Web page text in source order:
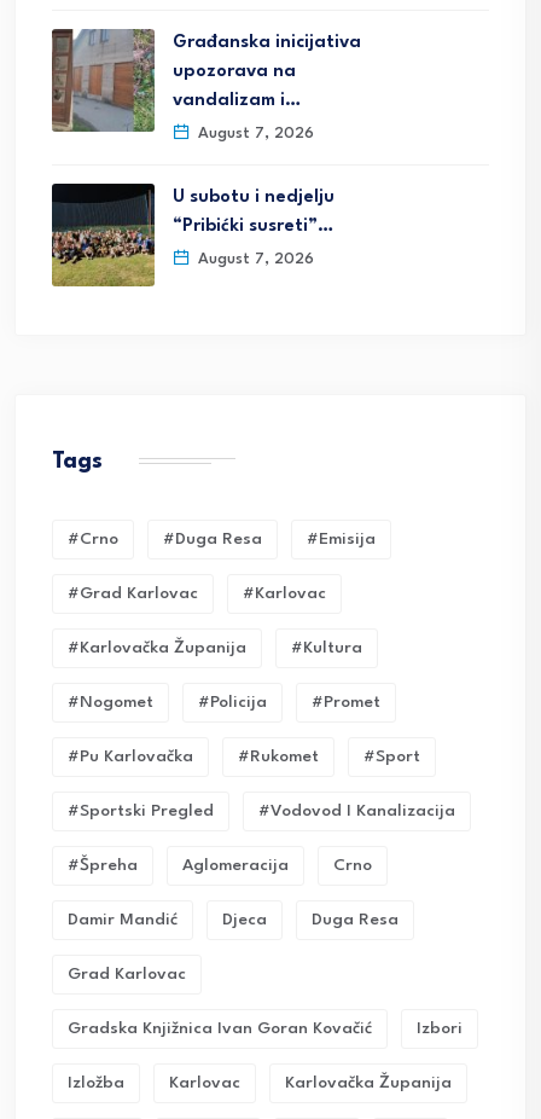
Građanska inicijativa
upozorava na
vandalizam i…
August 7, 2026
U subotu i nedjelju
“Pribićki susreti”…
August 7, 2026
Tags
#crno #duga Resa #emisija
#grad Karlovac #karlovac
#karlovačka Županija #kultura
#nogomet #policija #promet
#pu Karlovačka #rukomet #sport
#sportski Pregled #vodovod I Kanalizacija
#Špreha Aglomeracija Crno
Damir Mandić Djeca Duga Resa
Grad Karlovac
Gradska Knjižnica Ivan Goran Kovačić Izbori
Izložba Karlovac Karlovačka Županija